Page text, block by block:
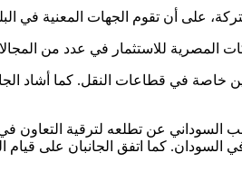
على أن تقوم الجهات المعنية في
المصرية للاستثمار في عدد من
خاصة في قطاعات النقل. كما أشاد
السوداني عن تطلعه لترقية التعاون
السودان. كما اتفق الجانبان على